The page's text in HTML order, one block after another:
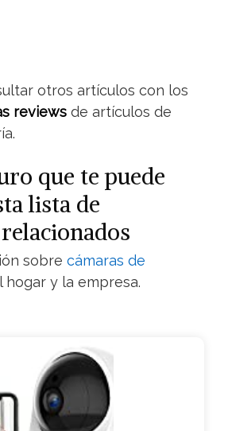
otros artículos con los
reviews de artículos de
que te puede
lista de
sobre cámaras de
hogar y la empresa.